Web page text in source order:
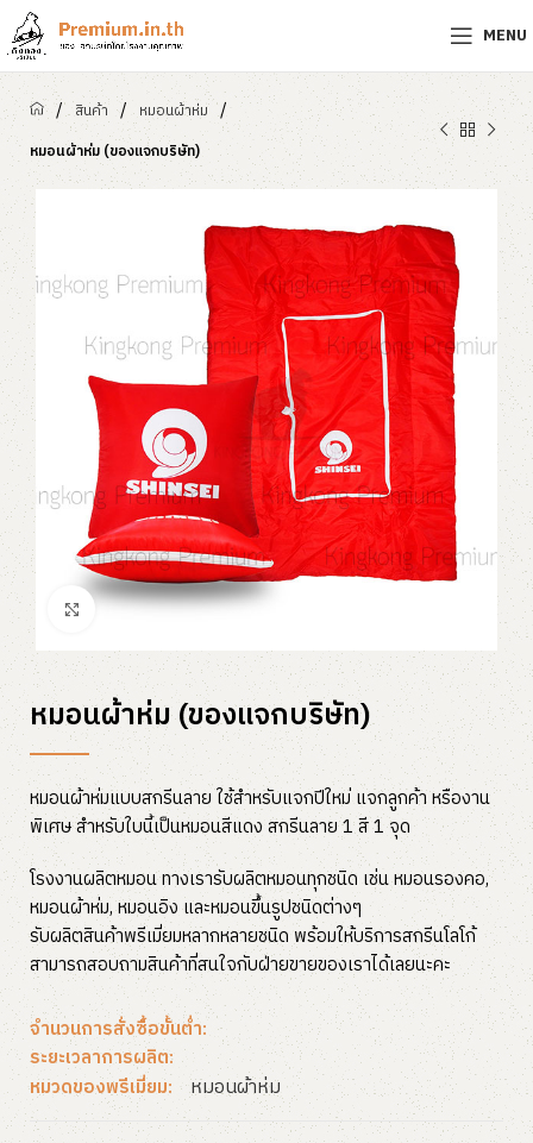
MENU
/ สินค้า / หมอนผ้าห่ม /
หมอนผ้าห่ม (ของแจกบริษัท)
Click to enlarge
หมอนผ้าห่ม (ของแจกบริษัท)
หมอนผ้าห่มแบบสกรีนลาย ใช้สำหรับแจกปีใหม่ แจกลูกค้า หรืองาน
พิเศษ สำหรับใบนี้เป็นหมอนสีแดง สกรีนลาย 1 สี 1 จุด
โรงงานผลิตหมอน ทางเรารับผลิตหมอนทุกชนิด เช่น หมอนรองคอ,
หมอนผ้าห่ม, หมอนอิง และหมอนขึ้นรูปชนิดต่างๆ
รับผลิตสินค้าพรีเมี่ยมหลากหลายชนิด พร้อมให้บริการสกรีนโลโก้
สามารถสอบถามสินค้าที่สนใจกับฝ่ายขายของเราได้เลยนะคะ
จำนวนการสั่งซื้อขั้นต่ำ:
ระยะเวลาการผลิต:
หมวดของพรีเมี่ยม:
หมอนผ้าห่ม